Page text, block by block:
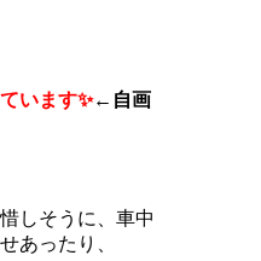
います✨← 自画
しそうに、車中
あったり、